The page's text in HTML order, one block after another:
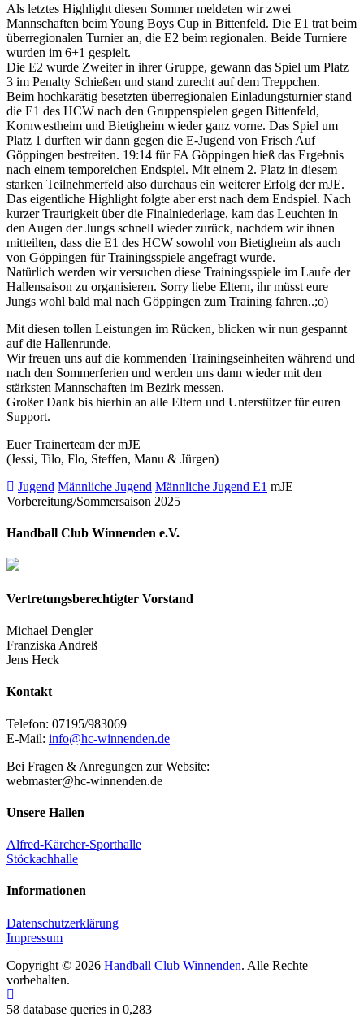
Als letztes Highlight diesen Sommer meldeten wir zwei
Mannschaften beim Young Boys Cup in Bittenfeld. Die E1 trat beim
überregionalen Turnier an, die E2 beim regionalen. Beide Turniere
wurden im 6+1 gespielt.
Die E2 wurde Zweiter in ihrer Gruppe, gewann das Spiel um Platz
3 im Penalty Schießen und stand zurecht auf dem Treppchen.
Beim hochkarätig besetzten überregionalen Einladungsturnier stand
die E1 des HCW nach den Gruppenspielen gegen Bittenfeld,
Kornwestheim und Bietigheim wieder ganz vorne. Das Spiel um
Platz 1 durften wir dann gegen die E-Jugend von Frisch Auf
Göppingen bestreiten. 19:14 für FA Göppingen hieß das Ergebnis
nach einem temporeichen Endspiel. Mit einem 2. Platz in diesem
starken Teilnehmerfeld also durchaus ein weiterer Erfolg der mJE.
Das eigentliche Highlight folgte aber erst nach dem Endspiel. Nach
kurzer Traurigkeit über die Finalniederlage, kam das Leuchten in
den Augen der Jungs schnell wieder zurück, nachdem wir ihnen
mitteilten, dass die E1 des HCW sowohl von Bietigheim als auch
von Göppingen für Trainingsspiele angefragt wurde.
Natürlich werden wir versuchen diese Trainingsspiele im Laufe der
Hallensaison zu organisieren. Sorry liebe Eltern, ihr müsst eure
Jungs wohl bald mal nach Göppingen zum Training fahren..;o)
Mit diesen tollen Leistungen im Rücken, blicken wir nun gespannt
auf die Hallenrunde.
Wir freuen uns auf die kommenden Trainingseinheiten während und
nach den Sommerferien und werden uns dann wieder mit den
stärksten Mannschaften im Bezirk messen.
Großer Dank bis hierhin an alle Eltern und Unterstützer für euren
Support.
Euer Trainerteam der mJE
(Jessi, Tilo, Flo, Steffen, Manu & Jürgen)
Jugend Männliche Jugend Männliche Jugend E1 mJE
Vorbereitung/Sommersaison 2025
Handball Club Winnenden e.V.
Vertretungsberechtigter Vorstand
Michael Dengler
Franziska Andreß
Jens Heck
Kontakt
Telefon: 07195/983069
E-Mail: info@hc-winnenden.de
Bei Fragen & Anregungen zur Website:
webmaster@hc-winnenden.de
Unsere Hallen
Alfred-Kärcher-Sporthalle
Stöckachhalle
Informationen
Datenschutzerklärung
Impressum
Copyright © 2026 Handball Club Winnenden. Alle Rechte
vorbehalten.
58 database queries in 0,283